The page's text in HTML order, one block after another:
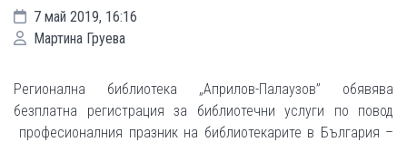
7 май 2019, 16:16
Мартина Груева
Регионална библиотека „Априлов-Палаузов” обявява
безплатна регистрация за библиотечни услуги по повод
професионалния празник на библиотекарите в България –